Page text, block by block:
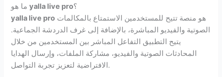
ما هوyalla live pro؟
yalla live pro
الصوتية والفيديو المباشرة، بالإضافة إلى غرف الدردشة الجماعية.
يتيح التطبيق التفاعل المباشر بين المستخدمين من خلال
المحادثات الصوتية والفيديو، مشاركة الملفات، وإرسال الهدايا
الافتراضية لتعزيز تجربة التواصل.